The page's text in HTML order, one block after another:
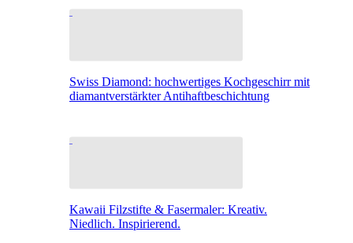
Swiss Diamond: hochwertiges Kochgeschirr mit
diamantverstärkter Antihaftbeschichtung
Kawaii Filzstifte & Fasermaler: Kreativ.
Niedlich. Inspirierend.